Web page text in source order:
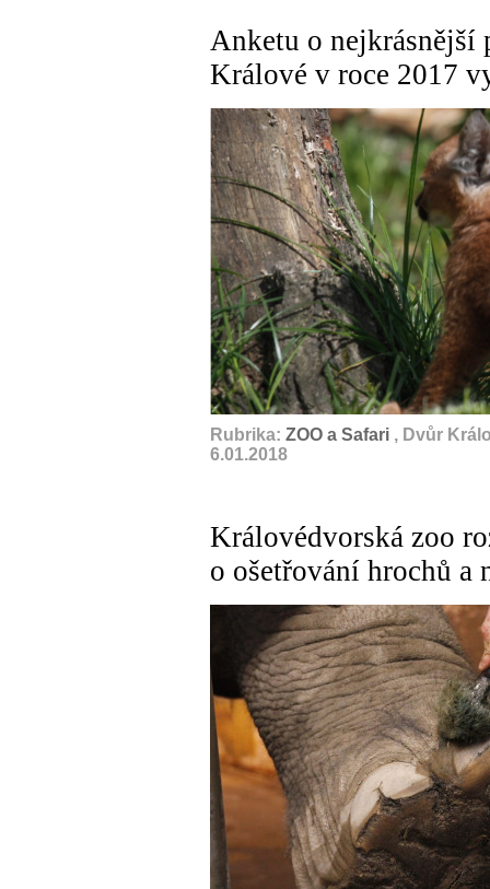
Anketu o
Králové v roce 2017
Rubrika: ZOO a Safari , Dvůr
6.01.2018
Královédvorská zoo
o ošetřování hrochů a